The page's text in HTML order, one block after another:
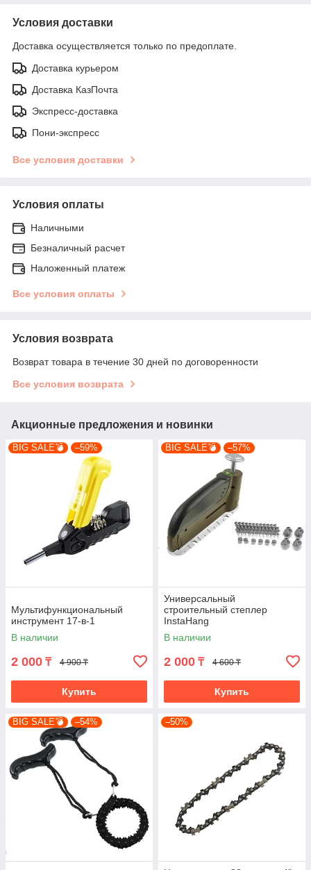
Условия доставки
Доставка осуществляется только по предоплате.
Доставка курьером
Доставка КазПочта
Экспресс-доставка
Пони-экспресс
Все условия доставки
Условия оплаты
Наличными
Безналичный расчет
Наложенный платеж
Все условия оплаты
Условия возврата
Возврат товара в течение 30 дней по договоренности
Все условия возврата
Акционные предложения и новинки
BIG SALE💣 –59%
Мультифункциональный
инструмент 17-в-1
В наличии
2 000 ₸ 4 900 ₸
Купить
BIG SALE💣 –57%
Универсальный
строительный степлер
InstaHang
В наличии
2 000 ₸ 4 600 ₸
Купить
BIG SALE💣 –54% –50%